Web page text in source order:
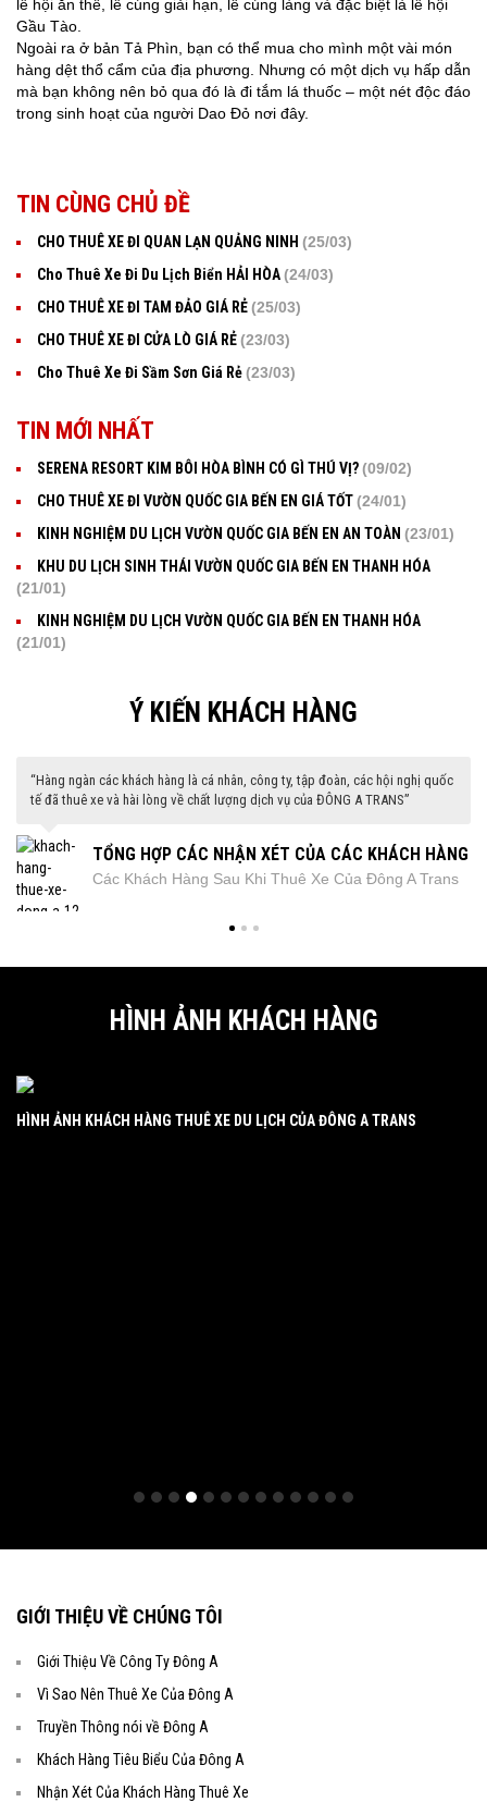
lễ hội ăn thề, lễ cúng giải hạn, lễ cúng làng và đặc biệt là lễ hội
Gầu Tào.
Ngoài ra ở bản Tả Phìn, bạn có thể mua cho mình một vài món
hàng dệt thổ cẩm của địa phương. Nhưng có một dịch vụ hấp dẫn
mà bạn không nên bỏ qua đó là đi tắm lá thuốc – một nét độc đáo
trong sinh hoạt của người Dao Đỏ nơi đây.
TIN CÙNG CHỦ ĐỀ
CHO THUÊ XE ĐI QUAN LẠN QUẢNG NINH (25/03)
Cho Thuê Xe Đi Du Lịch Biển HẢI HÒA(24/03)
CHO THUÊ XE ĐI TAM ĐẢO GIÁ RẺ(25/03)
CHO THUÊ XE ĐI CỬA LÒ GIÁ RẺ(23/03)
Cho Thuê Xe Đi Sầm Sơn Giá Rẻ(23/03)
TIN MỚI NHẤT
SERENA RESORT KIM BÔI HÒA BÌNH CÓ GÌ THÚ VỊ?(09/02)
CHO THUÊ XE ĐI VƯỜN QUỐC GIA BẾN EN GIÁ TỐT(24/01)
KINH NGHIỆM DU LỊCH VƯỜN QUỐC GIA BẾN EN AN TOÀN (23/01)
KHU DU LỊCH SINH THÁI VƯỜN QUỐC GIA BẾN EN THANH HÓA
(21/01)
KINH NGHIỆM DU LỊCH VƯỜN QUỐC GIA BẾN EN THANH HÓA
(21/01)
Ý KIẾN KHÁCH HÀNG
“Hàng ngàn các khách hàng là cá nhân, công ty, tập đoàn, các hội nghị quốc
tế đã thuê xe và hài lòng về chất lượng dịch vụ của ĐÔNG A TRANS”
TỔNG HỢP CÁC NHẬN XÉT CỦA CÁC KHÁCH HÀNG
ĐÃ THUÊ XE CỦA ĐÔNG A TRANS
Các Khách Hàng Sau Khi Thuê Xe Của Đông A Trans
Lái Xe Chu Đáo, Thân Thiện, Giá Thuê Xe Hợp Lý và
“Các khách hàng nổi tiếng đã thuê xe của ĐÔNG A TRANS đã rất hài lòng về
chất lượng dịch vụ”
CÁC KHÁCH HÀNG ” ĐẶC BIỆT” ĐÃ THUÊ XE CỦA
ĐÔNG A TRANS
Chúng Tôi có cơ hội phục vụ rất nhiều các vị khách
tự hào khi các vị khách này đều rất hài lòng khi sử
HÌNH ẢNH KHÁCH HÀNG
HÌNH ẢNH KHÁCH HÀNG THUÊ XE DU LỊCH CỦA ĐÔNG A TRANS
HÌNH ẢNH KHÁCH HÀNG THUÊ XE BENTLEY VÀ JAGUAR CỦA ĐÔNG A
GIỚI THIỆU VỀ CHÚNG TÔI
Giới Thiệu Về Công Ty Đông A
Vì Sao Nên Thuê Xe Của Đông A
Truyền Thông nói về Đông A
Khách Hàng Tiêu Biểu Của Đông A
Nhận Xét Của Khách Hàng Thuê Xe